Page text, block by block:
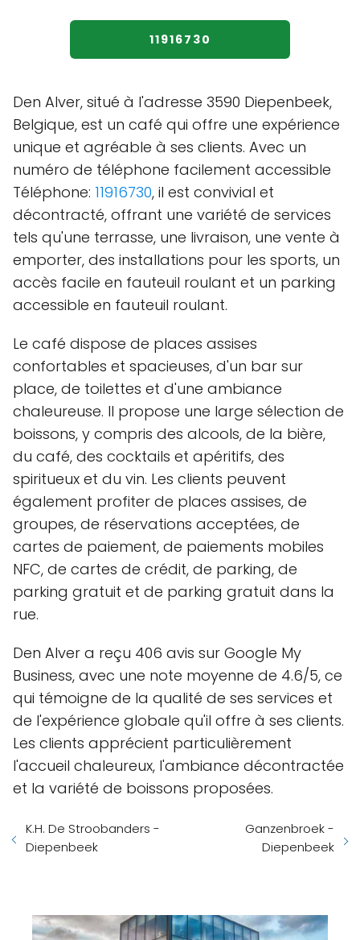
11916730
Den Alver, situé à l'adresse 3590 Diepenbeek,
Belgique, est un café qui offre une expérience
unique et agréable à ses clients. Avec un
numéro de téléphone facilement accessible
Téléphone: 11916730, il est convivial et
décontracté, offrant une variété de services
tels qu'une terrasse, une livraison, une vente à
emporter, des installations pour les sports, un
accès facile en fauteuil roulant et un parking
accessible en fauteuil roulant.
Le café dispose de places assises
confortables et spacieuses, d'un bar sur
place, de toilettes et d'une ambiance
chaleureuse. Il propose une large sélection de
boissons, y compris des alcools, de la bière,
du café, des cocktails et apéritifs, des
spiritueux et du vin. Les clients peuvent
également profiter de places assises, de
groupes, de réservations acceptées, de
cartes de paiement, de paiements mobiles
NFC, de cartes de crédit, de parking, de
parking gratuit et de parking gratuit dans la
rue.
Den Alver a reçu 406 avis sur Google My
Business, avec une note moyenne de 4.6/5, ce
qui témoigne de la qualité de ses services et
de l'expérience globale qu'il offre à ses clients.
Les clients apprécient particulièrement
l'accueil chaleureux, l'ambiance décontractée
et la variété de boissons proposées.
K.H. De Stroobanders -
Diepenbeek
Ganzenbroek -
Diepenbeek